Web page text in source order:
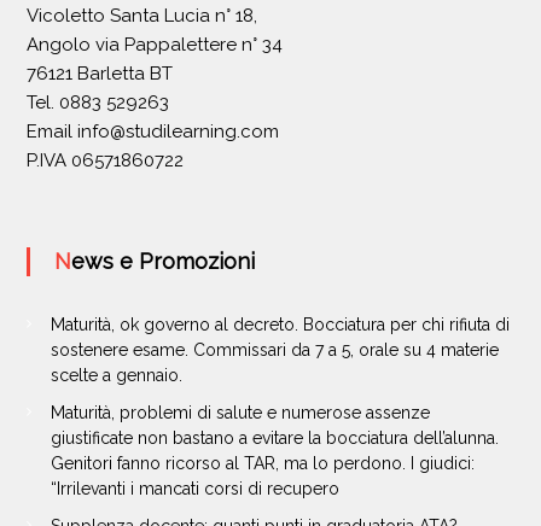
Vicoletto Santa Lucia n° 18,
Angolo via Pappalettere n° 34
76121 Barletta BT
Tel. 0883 529263
Email info@studilearning.com
P.IVA 06571860722
News e Promozioni
Maturità, ok governo al decreto. Bocciatura per chi rifiuta di
sostenere esame. Commissari da 7 a 5, orale su 4 materie
scelte a gennaio.
Maturità, problemi di salute e numerose assenze
giustificate non bastano a evitare la bocciatura dell’alunna.
Genitori fanno ricorso al TAR, ma lo perdono. I giudici:
“Irrilevanti i mancati corsi di recupero